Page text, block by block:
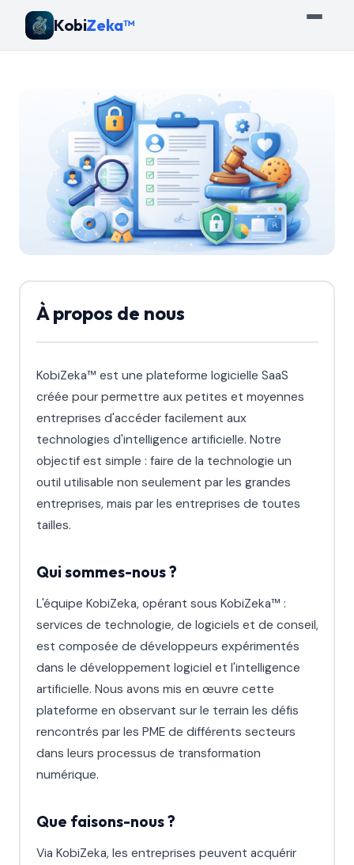
KobiZeka™
À propos de nous
KobiZeka™ est une plateforme logicielle SaaS
créée pour permettre aux petites et moyennes
entreprises d'accéder facilement aux
technologies d'intelligence artificielle. Notre
objectif est simple : faire de la technologie un
outil utilisable non seulement par les grandes
entreprises, mais par les entreprises de toutes
tailles.
Qui sommes-nous ?
L'équipe KobiZeka, opérant sous KobiZeka™ :
services de technologie, de logiciels et de conseil,
est composée de développeurs expérimentés
dans le développement logiciel et l'intelligence
artificielle. Nous avons mis en œuvre cette
plateforme en observant sur le terrain les défis
rencontrés par les PME de différents secteurs
dans leurs processus de transformation
numérique.
Que faisons-nous ?
Via KobiZeka, les entreprises peuvent acquérir